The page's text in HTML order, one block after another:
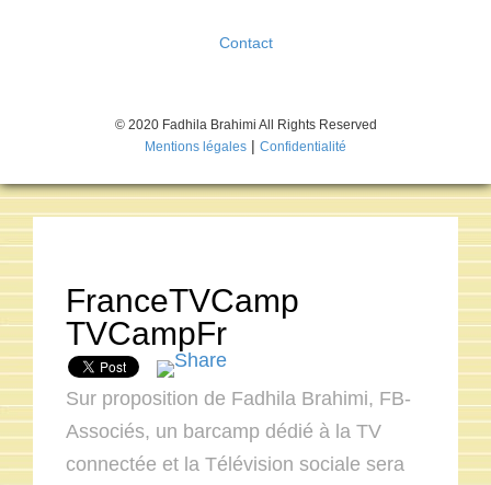
Contact
© 2020 Fadhila Brahimi All Rights Reserved
Mentions légales | Confidentialité
FranceTVCamp
TVCampFr
Sur proposition de Fadhila Brahimi, FB-
Associés, un barcamp dédié à la TV
connectée et la Télévision sociale sera